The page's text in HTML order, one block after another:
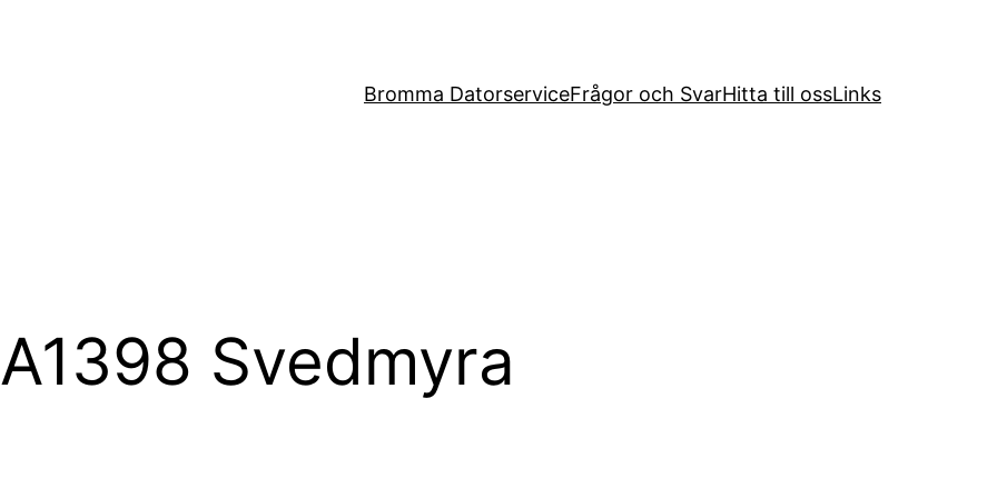
Bromma DatorserviceFrågor och SvarHitta till ossLinks
Svedmyra